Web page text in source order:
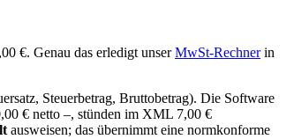
€. Genau das erledigt unserMwSt-Rechnerin
Steuerbetrag, Bruttobetrag). Die Software
€ netto –, stünden im XML 7,00 €
ausweisen; das übernimmt eine normkonforme